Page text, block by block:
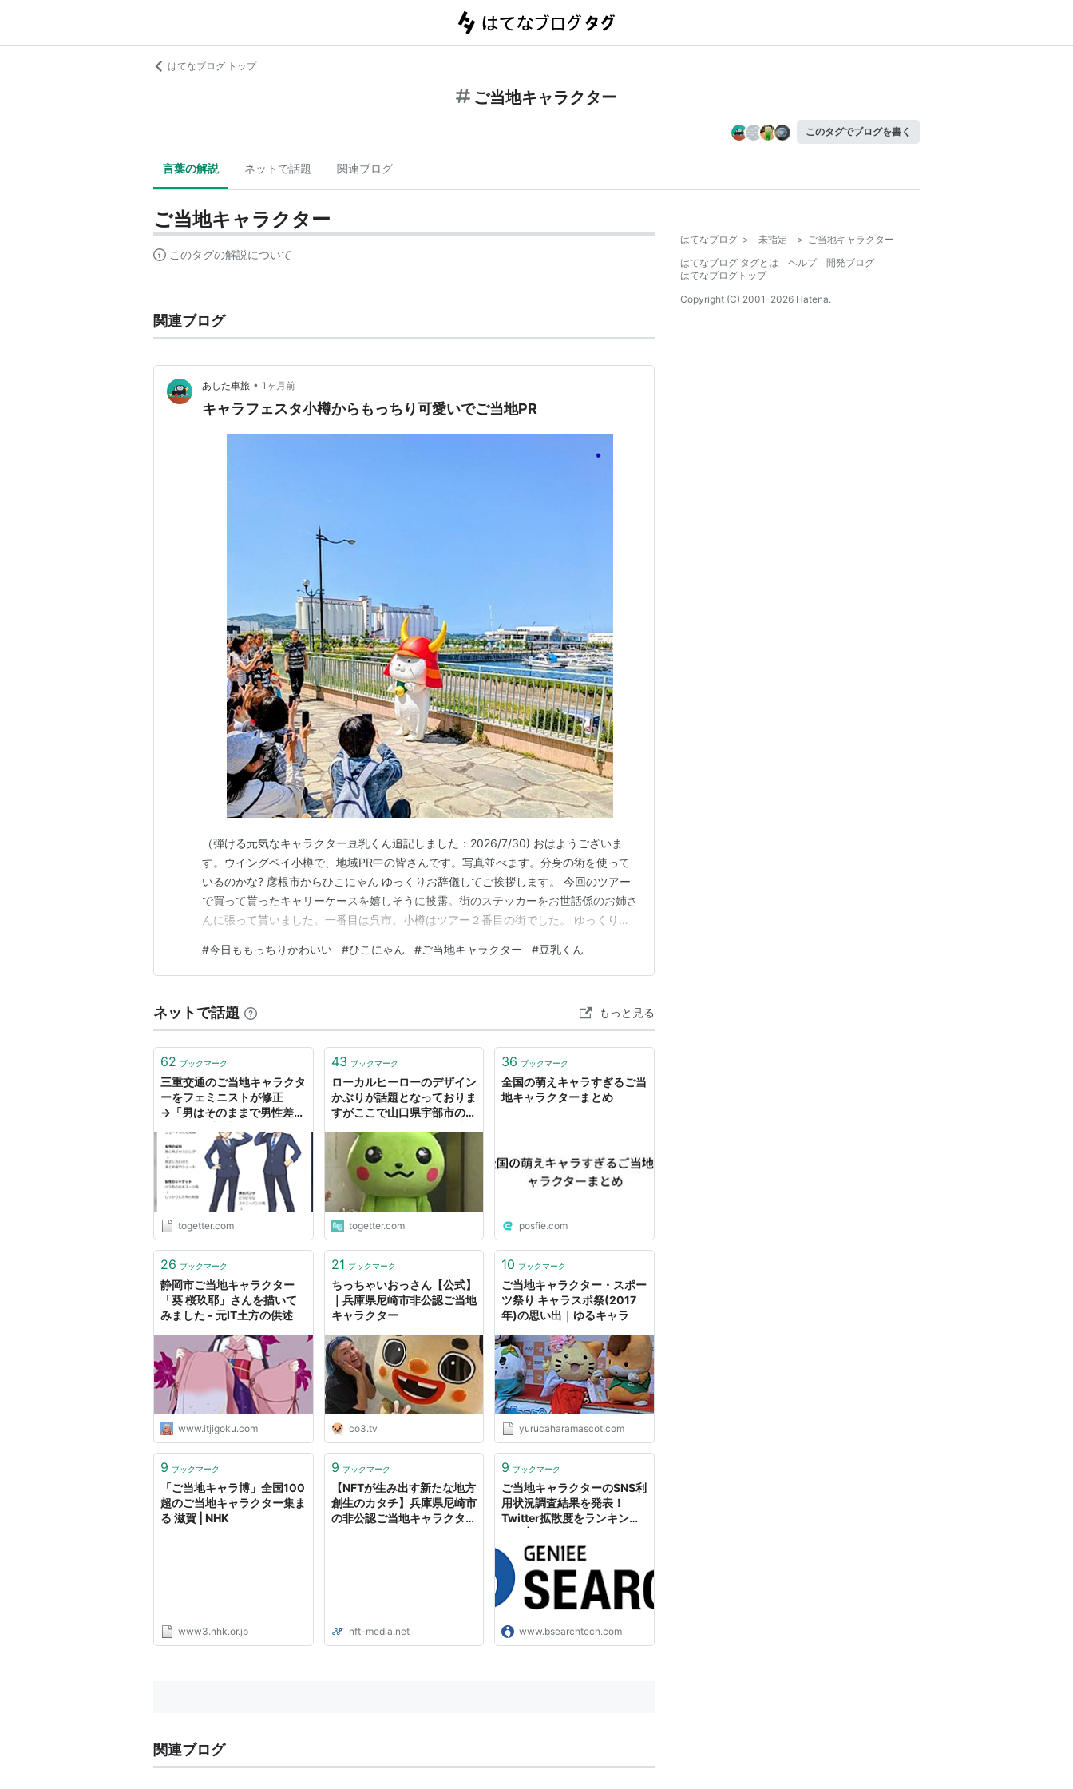
はてなブログ トップ
ご当地キャラクター
このタグでブログを書く
言葉の解説 ネットで話題 関連ブログ
ご当地キャラクター
このタグの解説について
関連ブログ
あした車旅 • 1ヶ月前
キャラフェスタ小樽からもっちり可愛いでご当地PR
（弾ける元気なキャラクター豆乳くん追記しました：2026/7/30) おはようございま
す。ウイングベイ小樽で、地域PR中の皆さんです。写真並べます。分身の術を使って
いるのかな? 彦根市からひこにゃん ゆっくりお辞儀してご挨拶します。 今回のツアー
で買って貰ったキャリーケースを嬉しそうに披露。街のステッカーをお世話係のお姉さ
んに張って貰いました。一番目は呉市。小樽はツアー２番目の街でした。 ゆっくり歩
道のジンギスカンをPRしています。ひこにゃんは、お世話係のお姉さんと一緒に行
動。会場スタッフさんは、撫でられまくって毛…
#今日ももっちりかわいい #ひこにゃん #ご当地キャラクター #豆乳くん
ネットで話題 もっと見る
62 ブックマーク
三重交通のご当地キャラクタ
ーをフェミニストが修正
→「男はそのままで男性差
「セクシー田中さんの話知ら
ないの？」と大炎上
togetter.com
43 ブックマーク
ローカルヒーローのデザイン
かぶりが話題となっておりま
すがここで山口県宇部市のヤ
したご当地キャラクターを紹
介します
togetter.com
36 ブックマーク
全国の萌えキャラすぎるご当
地キャラクターまとめ
posfie.com
26 ブックマーク
静岡市ご当地キャラクター
「葵 桜玖耶」さんを描いて
みました - 元IT土方の供述
www.itjigoku.com
21 ブックマーク
ちっちゃいおっさん【公式】
｜兵庫県尼崎市非公認ご当地
キャラクター
co3.tv
10 ブックマーク
ご当地キャラクター・スポー
ツ祭り キャラスポ祭(2017
年)の思い出｜ゆるキャラ
yurucaharamascot.com
9 ブックマーク
「ご当地キャラ博」全国100
超のご当地キャラクター集ま
る 滋賀 | NHK
www3.nhk.or.jp
9 ブックマーク
【NFTが生み出す新たな地方
創生のカタチ】兵庫県尼崎市
の非公認ご当地キャラクター
nft-media.net
9 ブックマーク
ご当地キャラクターのSNS利
用状況調査結果を発表！
Twitter拡散度をランキン
www.bsearchtech.com
関連ブログ
はてなブログ > 未指定 > ご当地キャラクター
はてなブログ タグとは
ヘルプ
開発ブログ
はてなブログトップ
Copyright (C) 2001-2026 Hatena.